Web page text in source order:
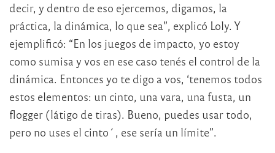
decir, y dentro de eso ejercemos, digamos, la
práctica, la dinámica, lo que sea”, explicó Loly. Y
ejemplificó: “En los juegos de impacto, yo estoy
como sumisa y vos en ese caso tenés el control de la
dinámica. Entonces yo te digo a vos, ‘tenemos todos
estos elementos: un cinto, una vara, una fusta, un
flogger (látigo de tiras). Bueno, puedes usar todo,
pero no uses el cinto´, ese sería un límite”.